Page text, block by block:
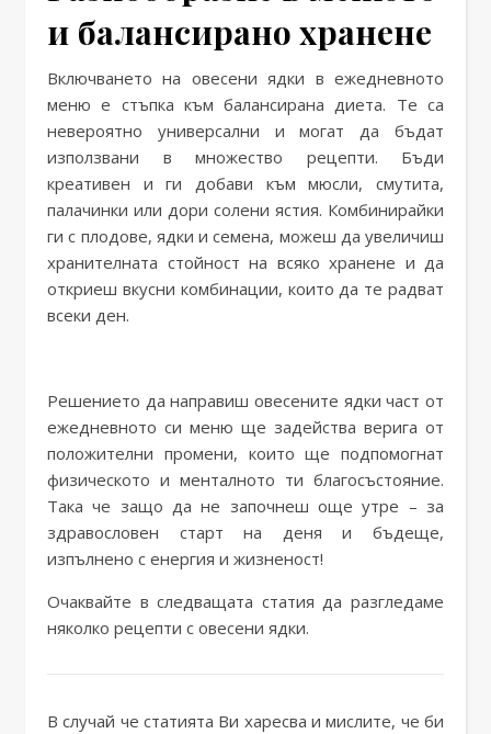
и балансирано хранене
Включването на овесени ядки в ежедневното
меню е стъпка към балансирана диета. Те са
невероятно универсални и могат да бъдат
използвани в множество рецепти. Бъди
креативен и ги добави към мюсли, смутита,
палачинки или дори солени ястия. Комбинирайки
ги с плодове, ядки и семена, можеш да увеличиш
хранителната стойност на всяко хранене и да
откриеш вкусни комбинации, които да те радват
всеки ден.
Решението да направиш овесените ядки част от
ежедневното си меню ще задейства верига от
положителни промени, които ще подпомогнат
физическото и менталното ти благосъстояние.
Така че защо да не започнеш още утре – за
здравословен старт на деня и бъдеще,
изпълнено с енергия и жизненост!
Очаквайте в следващата статия да разгледаме
няколко рецепти с овесени ядки.
В случай че статията Ви харесва и мислите, че би